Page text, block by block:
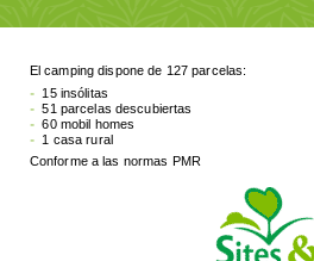
El camping dispone de 127 parcelas:
15 insólitas
51 parcelas descubiertas
60 mobil homes
1 casa rural
Conforme a las normas PMR